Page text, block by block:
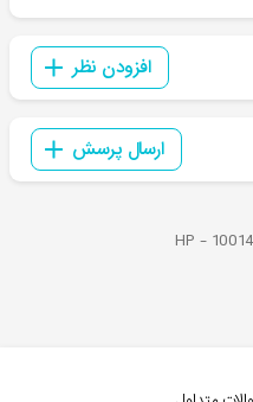
افزودن نظر
ارسال پرسش
HP -